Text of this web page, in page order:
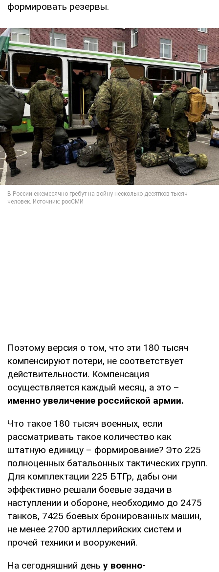
формировать резервы.
Поэтому версия о том, что эти 180 тысяч
компенсируют потери, не соответствует
действительности. Компенсация
осуществляется каждый месяц, а это –
именно увеличение российской армии.
Что такое 180 тысяч военных, если
рассматривать такое количество как
штатную единицу – формирование? Это 225
полноценных батальонных тактических групп.
Для комплектации 225 БТГр, дабы они
эффективно решали боевые задачи в
наступлении и обороне, необходимо до 2475
танков, 7425 боевых бронированных машин,
не менее 2700 артиллерийских систем и
прочей техники и вооружений.
На сегодняшний день у военно-